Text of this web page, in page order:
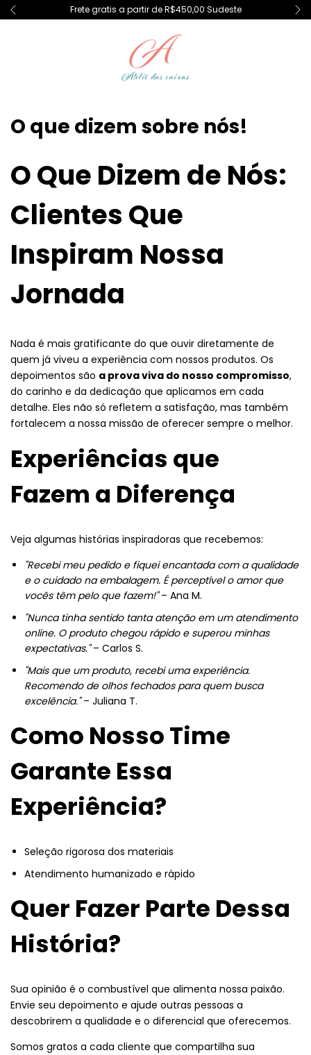
Frete gratis a partir de R$450,00 Sudeste
O que dizem sobre nós!
O Que Dizem de Nós:
Clientes Que
Inspiram Nossa
Jornada
Nada é mais gratificante do que ouvir diretamente de
quem já viveu a experiência com nossos produtos. Os
depoimentos são a prova viva do nosso compromisso,
do carinho e da dedicação que aplicamos em cada
detalhe. Eles não só refletem a satisfação, mas também
fortalecem a nossa missão de oferecer sempre o melhor.
Experiências que
Fazem a Diferença
Veja algumas histórias inspiradoras que recebemos:
"Recebi meu pedido e fiquei encantada com a qualidade
e o cuidado na embalagem. É perceptível o amor que
vocês têm pelo que fazem!"– Ana M.
"Nunca tinha sentido tanta atenção em um atendimento
online. O produto chegou rápido e superou minhas
expectativas."– Carlos S.
"Mais que um produto, recebi uma experiência.
Recomendo de olhos fechados para quem busca
excelência."– Juliana T.
Como Nosso Time
Garante Essa
Experiência?
Seleção rigorosa dos materiais
Atendimento humanizado e rápido
Quer Fazer Parte Dessa
História?
Sua opinião é o combustível que alimenta nossa paixão.
Envie seu depoimento e ajude outras pessoas a
descobrirem a qualidade e o diferencial que oferecemos.
Somos gratos a cada cliente que compartilha sua